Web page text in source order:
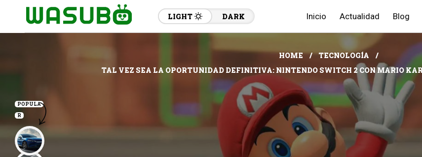
LIGHT DARK Inicio Actualidad Blog
HOME
TECNOLOGÍA
TAL VEZ SEA LA OPORTUNIDAD DEFINITIVA: NINTENDO SWITCH 2 CON MARIO
POPULA
R